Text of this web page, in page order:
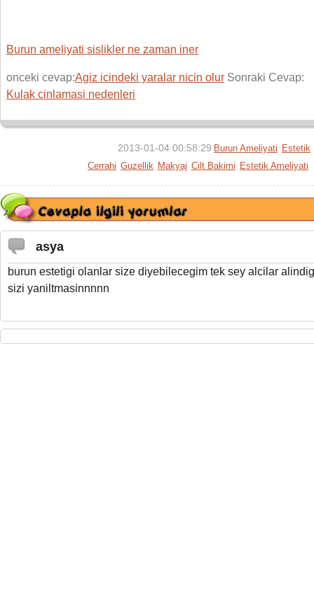
Burun ameliyati sislikler ne zaman iner
onceki cevap:Agiz icindeki yaralar nicin olur Sonraki Cevap:
Kulak cinlamasi nedenleri
2013-01-04 00:58:29 Burun Ameliyati Estetik
Cerrahi Guzellik Makyaj Cilt Bakimi Estetik Ameliyati
asya
burun estetigi olanlar size diyebilecegim tek sey alcilar
sizi yaniltmasinnnnn